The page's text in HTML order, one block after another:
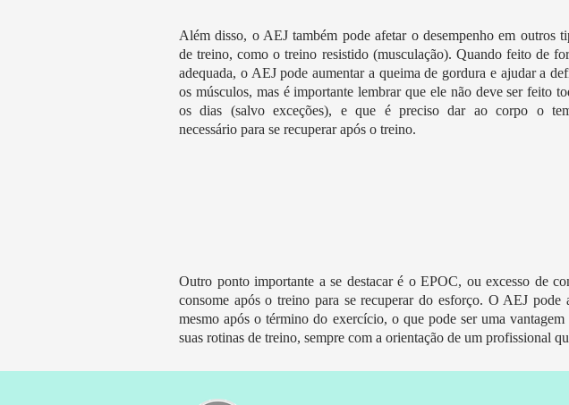
Além disso, o AEJ também pode afetar o desempenho em outros
de treino, como o treino resistido (musculação). Quando feito de
adequada, o AEJ pode aumentar a queima de gordura e ajudar a
os músculos, mas é importante lembrar que ele não deve ser feito
os dias (salvo exceções), e que é preciso dar ao corpo o
necessário para se recuperar após o treino.
Outro ponto importante a se destacar é o EPOC, ou excesso de
consome após o treino para se recuperar do esforço. O AEJ
mesmo após o término do exercício, o que pode ser uma
suas rotinas de treino, sempre com a orientação de um profissional